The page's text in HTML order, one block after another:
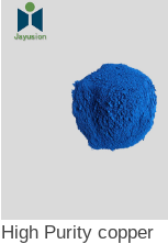
High Purity copper